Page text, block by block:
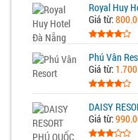
Royal Huy
Giá từ:
Phú Vân
Giá từ:
DAISY
Giá từ: